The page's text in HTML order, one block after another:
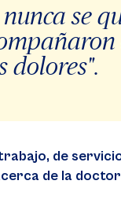
se
dolores".
de
de la